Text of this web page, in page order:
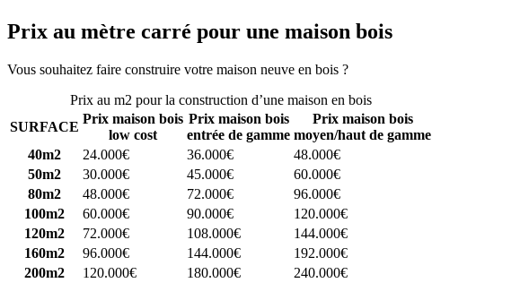
Prix au mètre carré pour une maison bois
Vous souhaitez faire construire votre maison neuve en bois ?
Prix au m2 pour la construction d’une maison en bois
SURFACE
Prix maison bois
low cost
Prix maison bois
entrée de gamme
Prix maison bois
moyen/haut de gamme
40m2
24.000€ 36.000€
48.000€
50m2
30.000€ 45.000€
60.000€
80m2
48.000€ 72.000€
96.000€
100m2
60.000€ 90.000€
120.000€
120m2
72.000€ 108.000€
144.000€
160m2
96.000€ 144.000€
192.000€
200m2
120.000€ 180.000€ 240.000€